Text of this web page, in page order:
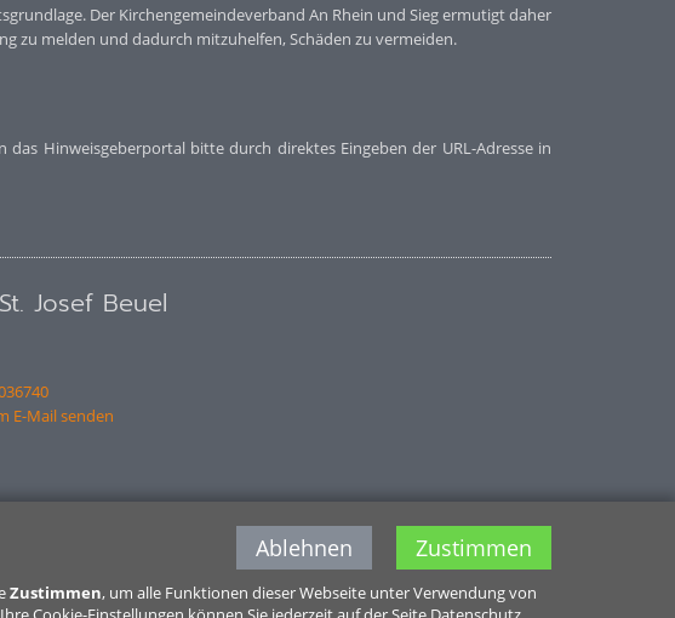
Der Kirchengemeindeverband An Rhein und Sieg ermutigt daher
zu melden und dadurch mitzuhelfen, Schäden zu vermeiden.
Hinweisgeberportal bitte durch direktes Eingeben der URL-Adresse in
Josef Beuel
E-Mail senden
Ablehnen Zustimmen
Zustimmen, um alle Funktionen dieser Webseite unter Verwendung von